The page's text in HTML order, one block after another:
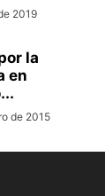
2019
la
en
de 2015